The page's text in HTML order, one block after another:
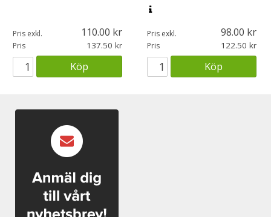
Pris exkl. 110.00
Pris 137.50
Köp
Pris exkl. 98.00
Pris 122.50
Köp